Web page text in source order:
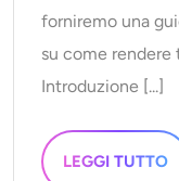
forniremo una
su come rendere
Introduzione [...]
LEGGI TUTTO